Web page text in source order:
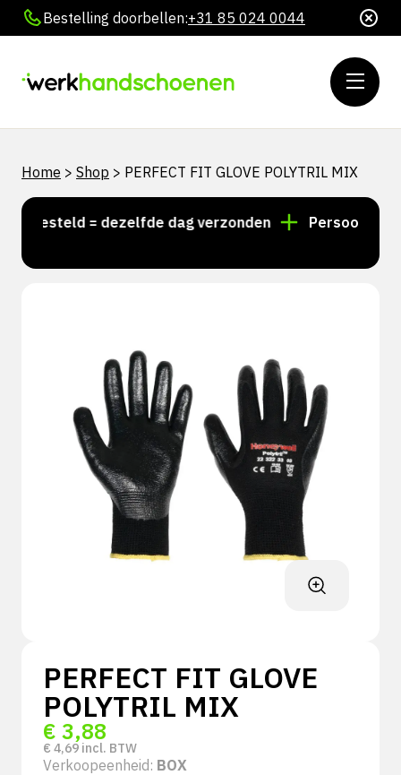
Bestelling doorbellen:+31 85 024 0044
Home > Shop > PERFECT FIT GLOVE POLYTRIL MIX
besteld = dezelfde dag verzonden Persoonlijk
PERFECT FIT GLOVE
POLYTRIL MIX
€ 3,88
€ 4,69 incl. BTW
Verkoopeenheid: BOX